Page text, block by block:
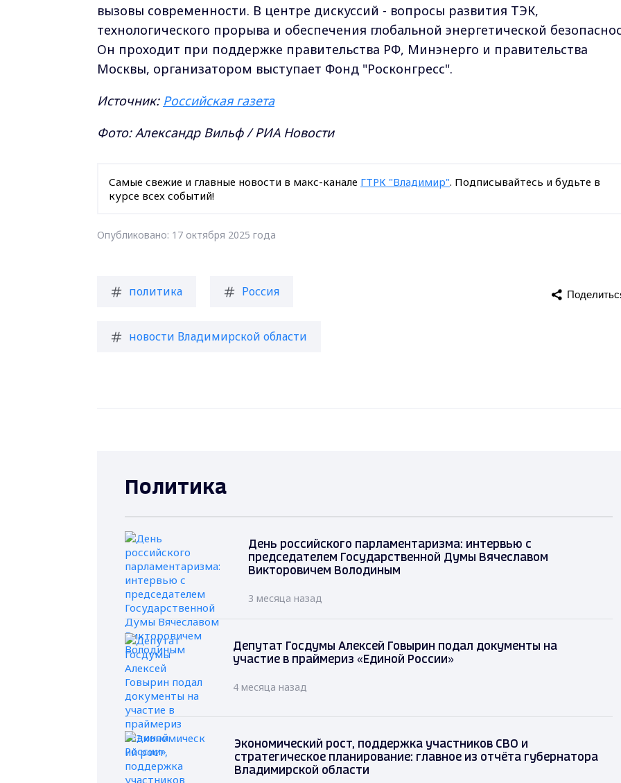
вызовы современности. В центре дискуссий - вопросы развития ТЭК,
технологического прорыва и обеспечения глобальной энергетической
Он проходит при поддержке правительства РФ, Минэнерго и правительства
Москвы, организатором выступает Фонд "Росконгресс".
Источник: Российская газета
Фото: Александр Вильф / РИА Новости
Самые свежие и главные новости в макс-канале ГТРК "Владимир". Подписывайтесь и будьте в
курсе всех событий!
Опубликовано: 17 октября 2025 года
политика Россия
новости Владимирской области
Политика
День российского парламентаризма: интервью с
председателем Государственной Думы Вячеславом
Викторовичем Володиным
3 месяца назад
Депутат Госдумы Алексей Говырин подал документы на
участие в праймериз «Единой России»
4 месяца назад
Экономический рост, поддержка участников СВО и
стратегическое планирование: главное из отчёта губернатора
Владимирской области